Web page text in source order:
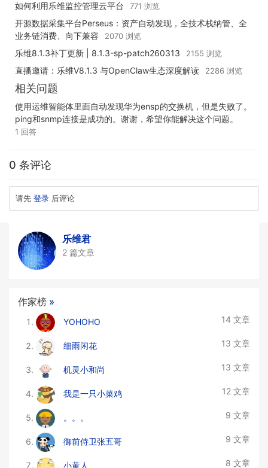
如何利用乐维监控管理云平台 771 浏览
开源数据采集平台Perseus：资产自动发现，全技术栈纳管、全
业务链消费、向下兼容
2070 浏览
乐维8.1.3补丁更新 | 8.1.3-sp-patch260313 2155 浏览
直播邀请：乐维V8.1.3 与OpenClaw生态深度解读 2286 浏览
相关问题
使用运维智能体里面自动发现华为ensp的交换机，但是失败了。
ping和snmp连接是成功的。谢谢，希望你能解决这个问题。
1 回答
0 条评论
请先 登录 后评论
乐维君
2 篇文章
作家榜 »
YOHOHO 14 文章
细雨闲花 13 文章
机灵小和尚 13 文章
我是一只小菜鸡 12 文章
。。。 9 文章
御前侍卫张五哥 9 文章
小黄人 8 文章